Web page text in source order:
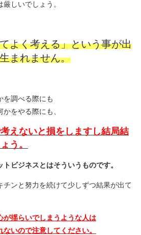
しいでしょう。
よく考える」という事が出
まれません。
を調べる際にも
をやる際にも、
えないと損をしますし結局結
う。
ビジネスとはそういうものです。
チンと努力を続けて少しずつ結果が出て
が揺らいでしまうような人は
いので注意してください。